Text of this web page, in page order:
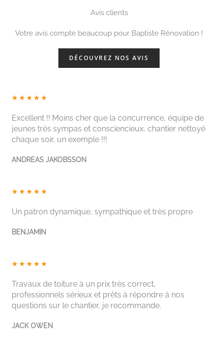
Avis clients
Votre avis compte beaucoup pour Baptiste Rénovation !
DÉCOUVREZ NOS AVIS
★ ★ ★ ★ ★
t
é
5
u
Excellent !! Moins cher que la concurrence, équipe de
jeunes très sympas et consciencieux, chantier nettoyé
chaque soir, un exemple !!!
ANDREAS JAKOBSSON
★ ★ ★ ★ ★
é
Un patron dynamique, sympathique et très propre
BENJAMIN
★ ★ ★ ★ ★
t
é
5
u
Travaux de toiture à un prix très correct,
professionnels sérieux et prêts à répondre à nos
questions sur le chantier, je recommande.
JACK OWEN